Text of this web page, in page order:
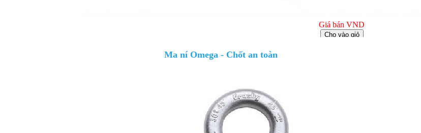
Bulong lục giác chìm inox
Ma ní Omega - Chốt an toàn